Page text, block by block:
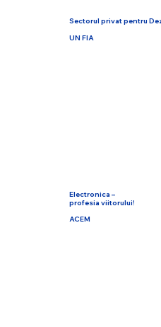
Sectorul privat pentru
UN FIA
Electronica –
profesia viitorului!
ACEM